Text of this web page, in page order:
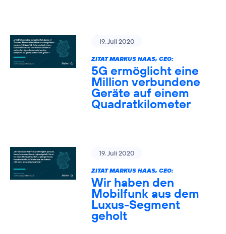
19. Juli 2020
ZITAT MARKUS HAAS, CEO:
5G ermöglicht eine
Million verbundene
Geräte auf einem
Quadratkilometer
19. Juli 2020
ZITAT MARKUS HAAS, CEO:
Wir haben den
Mobilfunk aus dem
Luxus-Segment
geholt